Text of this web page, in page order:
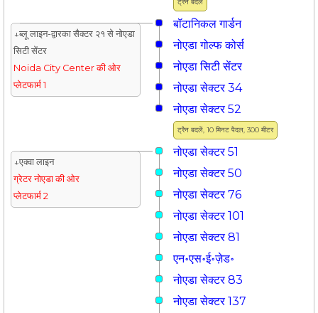
बॉटानिकल गार्डन
↓ब्लू लाइन-द्वारका सैक्टर २१ से नोएडा
सिटी सेंटर
Noida City Center की ओर
प्लेटफार्म 1
नोएडा गोल्फ कोर्स
नोएडा सिटी सेंटर
नोएडा सेक्टर 34
ट्रैन बदलें, 10 मिनट पैदल, 300 मीटर
नोएडा सेक्टर 52
नोएडा सेक्टर 51
↓एक्वा लाइन
ग्रेटर नोएडा की ओर
प्लेटफार्म 2
नोएडा सेक्टर 50
नोएडा सेक्टर 76
नोएडा सेक्टर 101
नोएडा सेक्टर 81
एन॰एस॰ई॰ज़ेड॰
नोएडा सेक्टर 83
नोएडा सेक्टर 137